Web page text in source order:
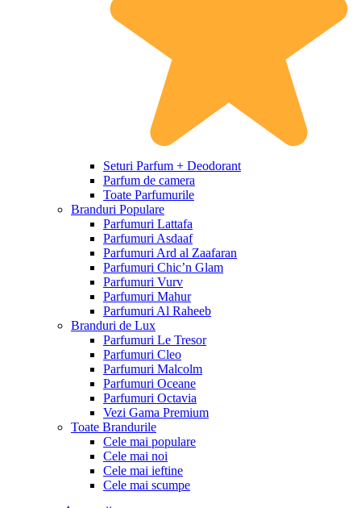
Seturi Parfum + Deodorant
Parfum de camera
Toate Parfumurile
Branduri Populare
Parfumuri Lattafa
Parfumuri Asdaaf
Parfumuri Ard al Zaafaran
Parfumuri Chic’n Glam
Parfumuri Vurv
Parfumuri Mahur
Parfumuri Al Raheeb
Branduri de Lux
Parfumuri Le Tresor
Parfumuri Cleo
Parfumuri Malcolm
Parfumuri Oceane
Parfumuri Octavia
Vezi Gama Premium
Toate Brandurile
Cele mai populare
Cele mai noi
Cele mai ieftine
Cele mai scumpe